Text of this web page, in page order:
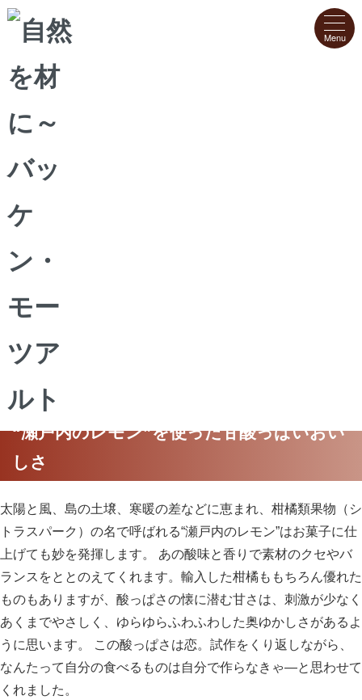
ホーム > 焼き菓子
瀬戸内檸檬ケーキ
“瀬戸内のレモン”を使った甘酸っぱいおい
しさ
太陽と風、島の土壌、寒暖の差などに恵まれ、柑橘類果物（シ
トラスパーク）の名で呼ばれる“瀬戸内のレモン”はお菓子に仕
上げても妙を発揮します。 あの酸味と香りで素材のクセやバ
ランスをととのえてくれます。輸入した柑橘ももちろん優れた
ものもありますが、酸っぱさの懐に潜む甘さは、刺激が少なく
あくまでやさしく、ゆらゆらふわふわした奥ゆかしさがあるよ
うに思います。 この酸っぱさは恋。試作をくり返しながら、
なんたって自分の食べるものは自分で作らなきゃ―と思わせて
くれました。